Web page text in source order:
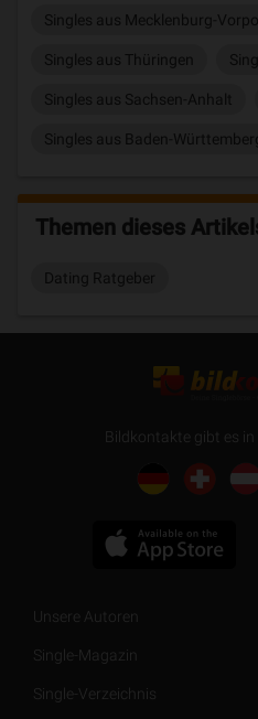
Singles aus Mecklenburg-
Singles aus Thüringen
Singles aus Sachsen-Anhalt
Singles aus Baden-Württemberg
Themen dieses
Dating Ratgeber
Bildkontakte gibt es
Unsere Autoren
Single-Magazin
Single-Verzeichnis